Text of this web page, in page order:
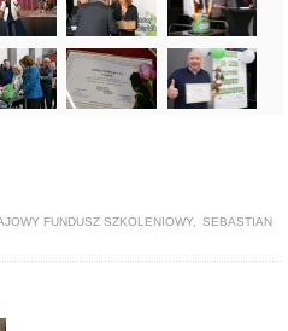
FUNDUSZ SZKOLENIOWY
SEBASTIAN